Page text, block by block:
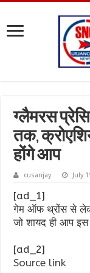
ग्लैमरस
तक,
होंगे आप
cusanjay July
[ad_1]
गेम ऑफ थ्रोंस से
जो शायद ही आप
[ad_2]
Source link